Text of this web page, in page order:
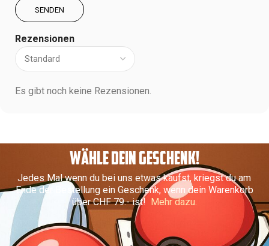
Rezensionen
Es gibt noch keine Rezensionen.
WÄHLE DEIN GESCHENK!
Jedes Mal wenn du bei uns etwas kaufst, kriegst du am
Ende der Bestellung ein Geschenk, wenn dein Warenkorb
über CHF 79.- ist!
Mehr dazu.